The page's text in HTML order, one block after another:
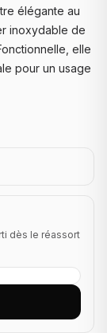
élégante au
inoxydable de
elle
pour un usage
dès le réassort